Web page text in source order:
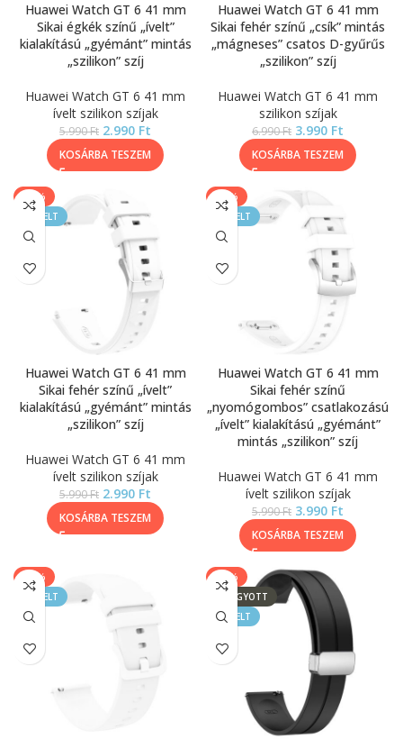
Huawei Watch GT 6 41 mm
Sikai égkék színű „ívelt”
kialakítású „gyémánt” mintás
„szilikon” szíj
Huawei Watch GT 6 41 mm
ívelt szilikon szíjak
5.990Ft 2.990 Ft
KOSÁRBA TESZEM
Huawei Watch GT 6 41 mm
Sikai fehér színű „csík” mintás
„mágneses” csatos D-gyűrűs
„szilikon” szíj
Huawei Watch GT 6 41 mm
szilikon szíjak
6.990Ft 3.990 Ft
KOSÁRBA TESZEM
-50%
KIEMELT
Huawei Watch GT 6 41 mm
Sikai fehér színű „ívelt”
kialakítású „gyémánt” mintás
„szilikon” szíj
Huawei Watch GT 6 41 mm
ívelt szilikon szíjak
5.990Ft 2.990 Ft
KOSÁRBA TESZEM
-33%
KIEMELT
Huawei Watch GT 6 41 mm
Sikai fehér színű
„nyomógombos” csatlakozású
„ívelt” kialakítású „gyémánt”
mintás „szilikon” szíj
Huawei Watch GT 6 41 mm
ívelt szilikon szíjak
5.990Ft 3.990 Ft
KOSÁRBA TESZEM
-40%
KIEMELT
-43%
ELFOGYOTT
KIEMELT